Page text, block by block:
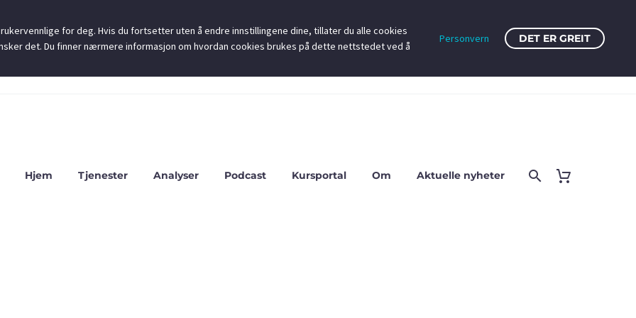
Hjem Tjenester Analyser Podcast Kursportal Om Aktuelle nyheter
for deg. Hvis du fortsetter uten å endre innstillingene dine, tillater du alle cookies
det. Du finner nærmere informasjon om hvordan cookies brukes på dette nettstedet ved å
Personvern DET ER GREIT